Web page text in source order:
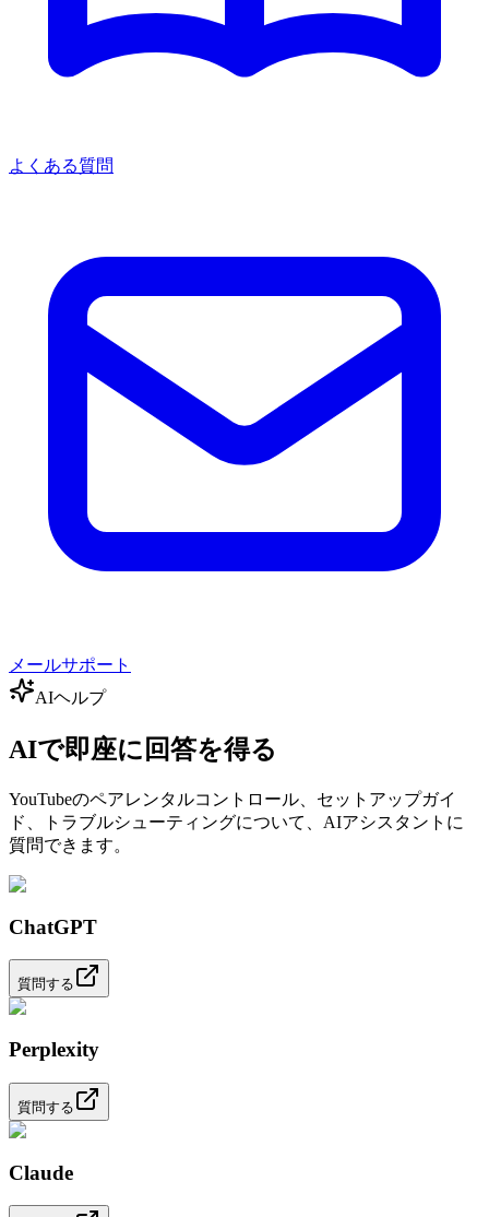
よくある質問
メールサポート
AIヘルプ
AIで即座に回答を得る
YouTubeのペアレンタルコントロール、セットアップガイ
ド、トラブルシューティングについて、AIアシスタントに
質問できます。
ChatGPT
質問する
Perplexity
質問する
Claude